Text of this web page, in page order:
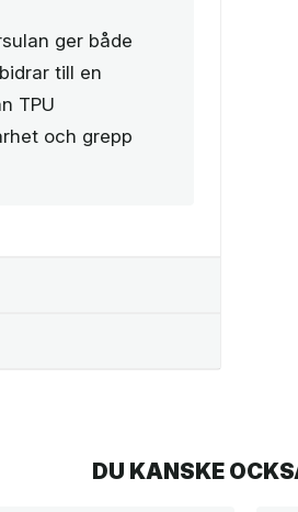
ger både
till en
TPU
och grepp
DU KANSKE